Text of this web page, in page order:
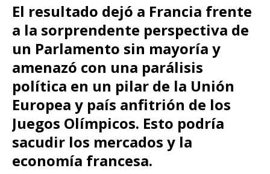
El resultado dejó a Francia frente
a la sorprendente perspectiva de
un Parlamento sin mayoría y
amenazó con una parálisis
política en un pilar de la Unión
Europea y país anfitrión de los
Juegos Olímpicos. Esto podría
sacudir los mercados y la
economía francesa.